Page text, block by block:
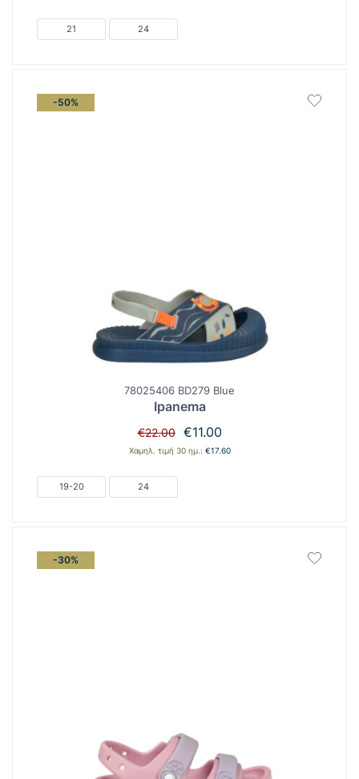
21 24
-50%
78025406 BD279 Blue
Ipanema
€22.00
Original
price
€11.00Η
τρέχουσα
Χαμηλ. τιμή 30 ημ.: €17.60
19-20 24
-30%